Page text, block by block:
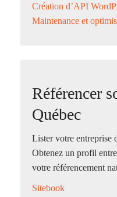
Création d’API
Maintenance et
Référencer
Québec
Lister votre entreprise
Obtenez un profil
votre référencement
Sitebook